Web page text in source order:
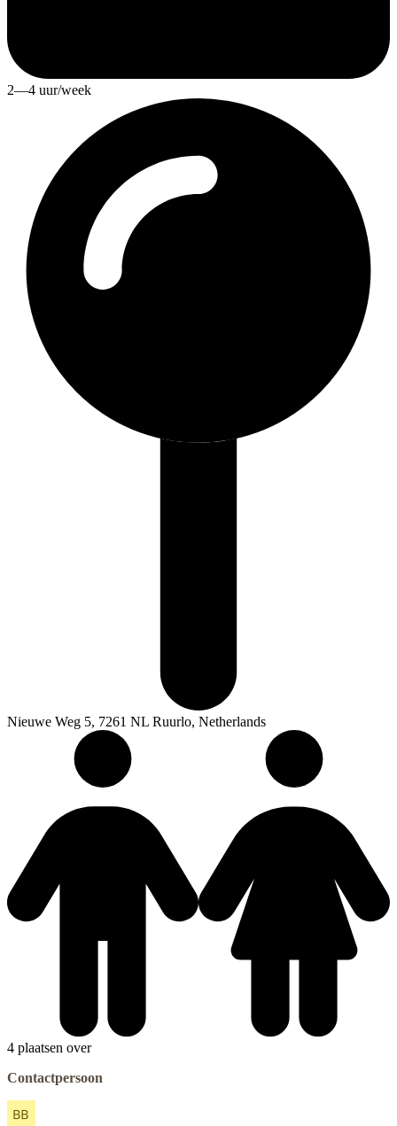
2—4 uur/week
Nieuwe Weg 5, 7261 NL Ruurlo, Netherlands
4 plaatsen over
Contactpersoon